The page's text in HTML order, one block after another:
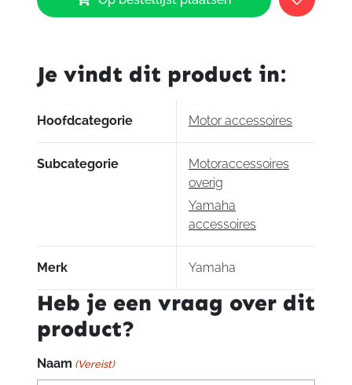
spools
aantal
Je vindt dit product in:
Hoofdcategorie Motor accessoires
Subcategorie
Motoraccessoires
overig
Yamaha
accessoires
Merk Yamaha
Heb je een vraag over dit
product?
Naam (Vereist)